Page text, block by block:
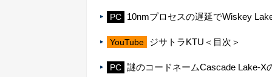
PC 10nmプロセスの遅延でWiskey
YouTube ジサトラKTU＜目次＞
PC 謎のコードネームCascade Lake-X